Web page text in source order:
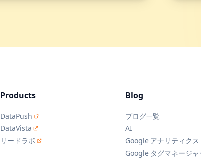
Products
DataPush
DataVista
リードラボ
Blog
ブログ一覧
AI
Google アナリティクス
Google タグマネージャ